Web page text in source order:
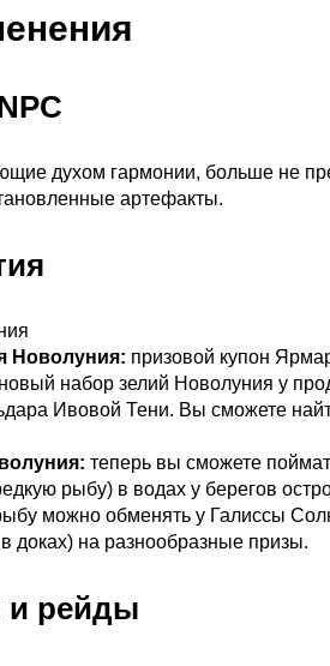
духом гармонии, больше не
артефакты.
Новолуния: призовой купон
набор зелий Новолуния у
Ивовой Тени. Вы сможете
теперь вы сможете
рыбу) в водах у берегов
можно обменять у Галиссы
доках) на разнообразные призы.
и рейды